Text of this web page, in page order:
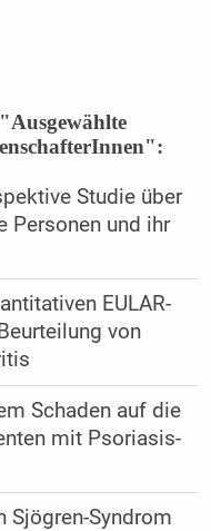
Studie über
Personen und ihr
EULAR-
von
Schaden auf die
mit Psoriasis-
Sjögren-Syndrom